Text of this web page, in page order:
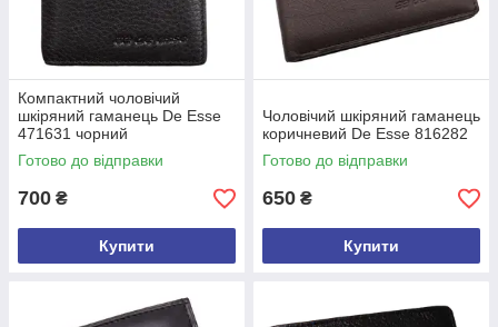
Компактний чоловічий
шкіряний гаманець De Esse
471631 чорний
Готово до відправки
700 ₴
Купити
Чоловічий шкіряний гаманець
коричневий De Esse 816282
Готово до відправки
650 ₴
Купити